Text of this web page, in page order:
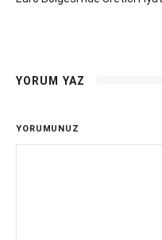
YORUM YAZ
YORUMUNUZ